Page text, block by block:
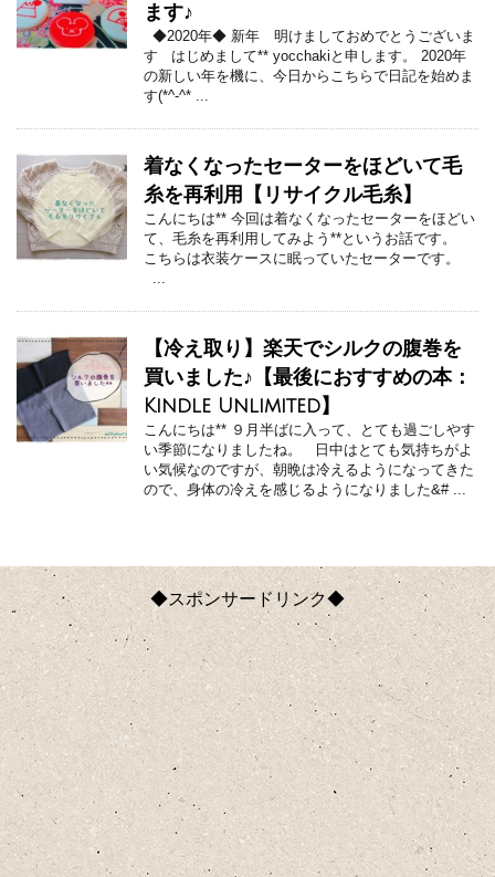
ます♪
◆2020年◆ 新年 明けましておめでとうございま
す はじめまして** yocchakiと申します。 2020年
の新しい年を機に、今日からこちらで日記を始めま
す(*^-^* ...
着なくなったセーターをほどいて毛
糸を再利用【リサイクル毛糸】
こんにちは** 今回は着なくなったセーターをほどい
て、毛糸を再利用してみよう**というお話です。
こちらは衣装ケースに眠っていたセーターです。
...
【冷え取り】楽天でシルクの腹巻を
買いました♪【最後におすすめの本：
Kindle Unlimited】
こんにちは** ９月半ばに入って、とても過ごしやす
い季節になりましたね。 日中はとても気持ちがよ
い気候なのですが、朝晩は冷えるようになってきた
ので、身体の冷えを感じるようになりました&# ...
◆スポンサードリンク◆